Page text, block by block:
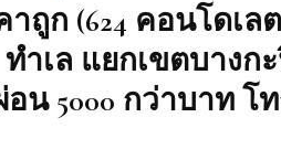
ถูก (624 คอนโดเลต
ำเล แยกเขตบางก
น 5000 กว่าบาท โท